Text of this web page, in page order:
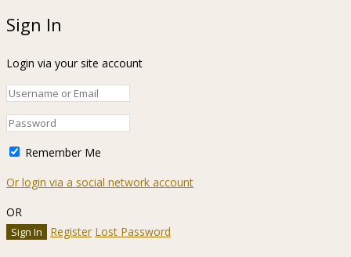
Sign In
Login via your site account
Remember Me
Or login via a social network account
OR
Register Lost Password